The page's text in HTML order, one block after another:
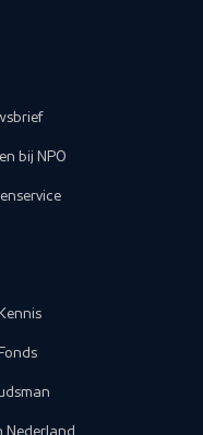
bij NPO
Nederland